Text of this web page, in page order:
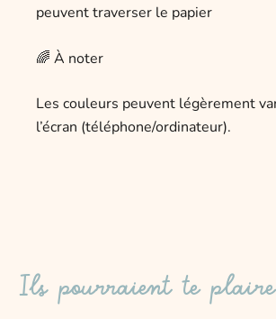
peuvent traverser le papier
🌈 À noter
Les couleurs peuvent légèrement
l’écran (téléphone/ordinateur).
Ils pourraient te plaire